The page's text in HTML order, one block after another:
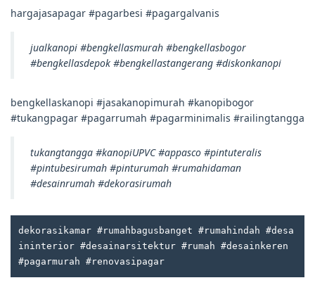
hargajasapagar #pagarbesi #pagargalvanis
jualkanopi #bengkellasmurah #bengkellasbogor
#bengkellasdepok #bengkellastangerang #diskonkanopi
bengkellaskanopi #jasakanopimurah #kanopibogor
#tukangpagar #pagarrumah #pagarminimalis #railingtangga
tukangtangga #kanopiUPVC #appasco #pintuteralis
#pintubesirumah #pinturumah #rumahidaman
#desainrumah #dekorasirumah
dekorasikamar #rumahbagusbanget #rumahindah #desa
ininterior #desainarsitektur #rumah #desainkeren
#pagarmurah #renovasipagar